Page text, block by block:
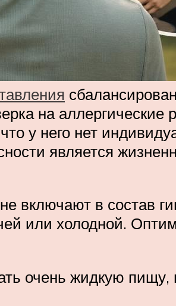
на аллергические
у него нет
является
включают в состав
или холодной.
очень жидкую пищу,